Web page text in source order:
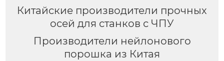
Китайские производители прочных
осей для станков с ЧПУ
Производители нейлонового
порошка из Китая